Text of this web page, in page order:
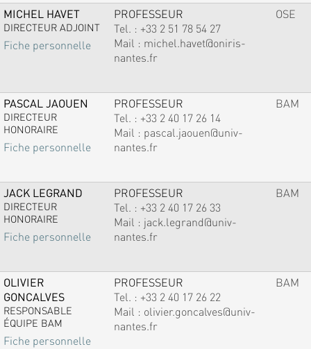
MICHEL HAVET
DIRECTEUR ADJOINT
Fiche personnelle
PROFESSEUR
Tel. : +33 2 51 78 54 27
Mail : michel.havet@oniris-
nantes.fr
OSE
PASCAL JAOUEN
DIRECTEUR
HONORAIRE
Fiche personnelle
PROFESSEUR
Tel. : +33 2 40 17 26 14
Mail : pascal.jaouen@univ-
nantes.fr
BAM
JACK LEGRAND
DIRECTEUR
HONORAIRE
Fiche personnelle
PROFESSEUR
Tel. : +33 2 40 17 26 33
Mail : jack.legrand@univ-
nantes.fr
BAM
OLIVIER
GONCALVES
RESPONSABLE
ÉQUIPE BAM
Fiche personnelle
PROFESSEUR
Tel. : +33 2 40 17 26 22
Mail : olivier.goncalves@univ-
nantes.fr
BAM